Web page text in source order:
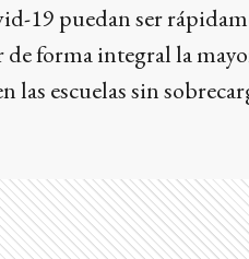
19 puedan ser
de forma integral la
las escuelas sin